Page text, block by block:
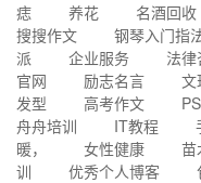
痣
养花 名酒回收
搜搜作文
钢琴入门指
派
企业服务 法律
官网
励志名言 文
发型
高考作文
舟舟培训
IT教程
暖，
女性健康 苗
训
优秀个人博客